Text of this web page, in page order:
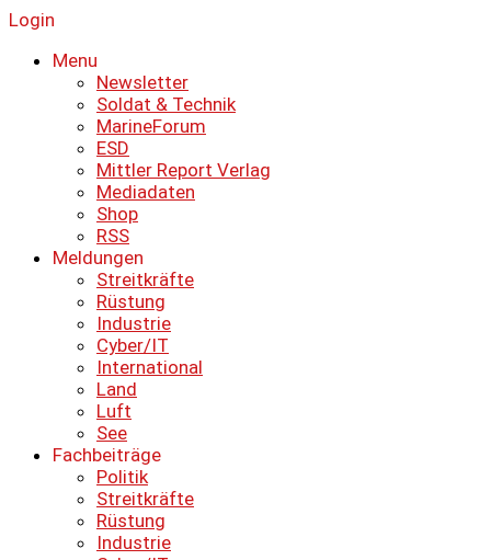
Login
Menu
Newsletter
Soldat & Technik
MarineForum
ESD
Mittler Report Verlag
Mediadaten
Shop
RSS
Meldungen
Streitkräfte
Rüstung
Industrie
Cyber/IT
International
Land
Luft
See
Fachbeiträge
Politik
Streitkräfte
Rüstung
Industrie